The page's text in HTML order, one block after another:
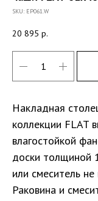
SKU: EP061.W
20 895 р.
Накладная
коллекции FLAT
влагостойкой
доски толщиной
или смеситель не
Раковина и